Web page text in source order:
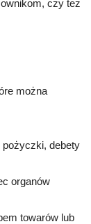
czy też
można
pożyczki, debety
organów
towarów lub